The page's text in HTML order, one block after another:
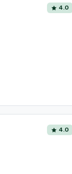
4.0
4.0